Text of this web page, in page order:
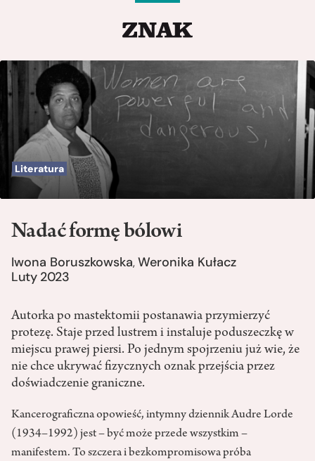
Literatura
Nadać formę bólowi
Iwona Boruszkowska,Weronika Kułacz
Luty 2023
Autorka po mastektomii postanawia przymierzyć
protezę. Staje przed lustrem i instaluje poduszeczkę w
miejscu prawej piersi. Po jednym spojrzeniu już wie, że
nie chce ukrywać fizycznych oznak przejścia przez
doświadczenie graniczne.
Kancerograficzna opowieść, intymny dziennik Audre Lorde
(1934–1992) jest – być może przede wszystkim –
manifestem. To szczera i bezkompromisowa próba